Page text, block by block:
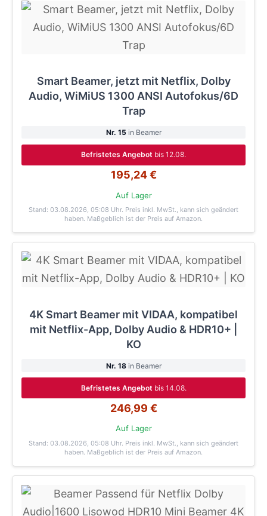
Smart Beamer, jetzt mit Netflix, Dolby
Audio, WiMiUS 1300 ANSI Autofokus/6D
Trap
Nr. 15 in Beamer
Befristetes Angebot bis 12.08.
195,24 €
Auf Lager
Stand: 03.08.2026, 05:08 Uhr. Preis inkl. MwSt., kann sich geändert
haben. Maßgeblich ist der Preis auf Amazon.
4K Smart Beamer mit VIDAA, kompatibel
mit Netflix-App, Dolby Audio & HDR10+ |
KO
Nr. 18in Beamer
Befristetes Angebot bis 14.08.
246,99 €
Auf Lager
Stand: 03.08.2026, 05:08 Uhr. Preis inkl. MwSt., kann sich geändert
haben. Maßgeblich ist der Preis auf Amazon.